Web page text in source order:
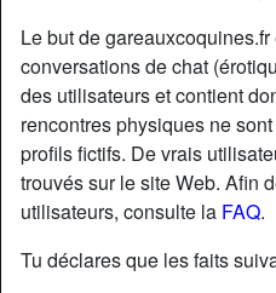
Le but de
conversations de chat
des utilisateurs et contient
rencontres physiques ne
profils fictifs. De vrais
trouvés sur le site Web. Afin
utilisateurs, consulte la FAQ.
Tu déclares que les faits
starAjouter
Nickname:
Âge: